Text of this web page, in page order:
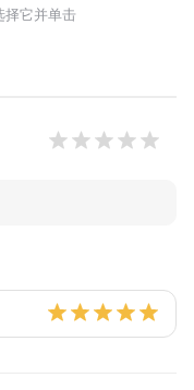
择它并单击